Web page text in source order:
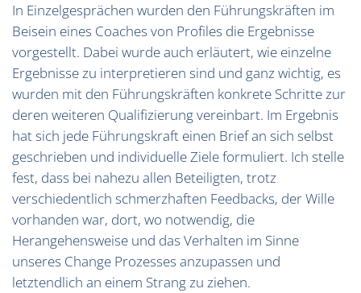
In Einzelgesprächen wurden den Führungskräften im
Beisein eines Coaches von Profiles die Ergebnisse
vorgestellt. Dabei wurde auch erläutert, wie einzelne
Ergebnisse zu interpretieren sind und ganz wichtig, es
wurden mit den Führungskräften konkrete Schritte zur
deren weiteren Qualifizierung vereinbart. Im Ergebnis
hat sich jede Führungskraft einen Brief an sich selbst
geschrieben und individuelle Ziele formuliert. Ich stelle
fest, dass bei nahezu allen Beteiligten, trotz
verschiedentlich schmerzhaften Feedbacks, der Wille
vorhanden war, dort, wo notwendig, die
Herangehensweise und das Verhalten im Sinne
unseres Change Prozesses anzupassen und
letztendlich an einem Strang zu ziehen.